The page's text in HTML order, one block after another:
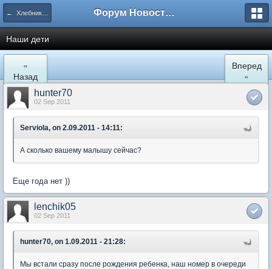
← Хлебниково Форум Новостройки
Наши дети
«
Назад
Вперед
»
hunter70
02 Sep 2011
Serviola, on 2.09.2011 - 14:11:
А сколько вашему малышу сейчас?
Еще года нет ))
lenchik05
02 Sep 2011
hunter70, on 1.09.2011 - 21:28:
Мы встали сразу после рождения ребенка, наш номер в очереди